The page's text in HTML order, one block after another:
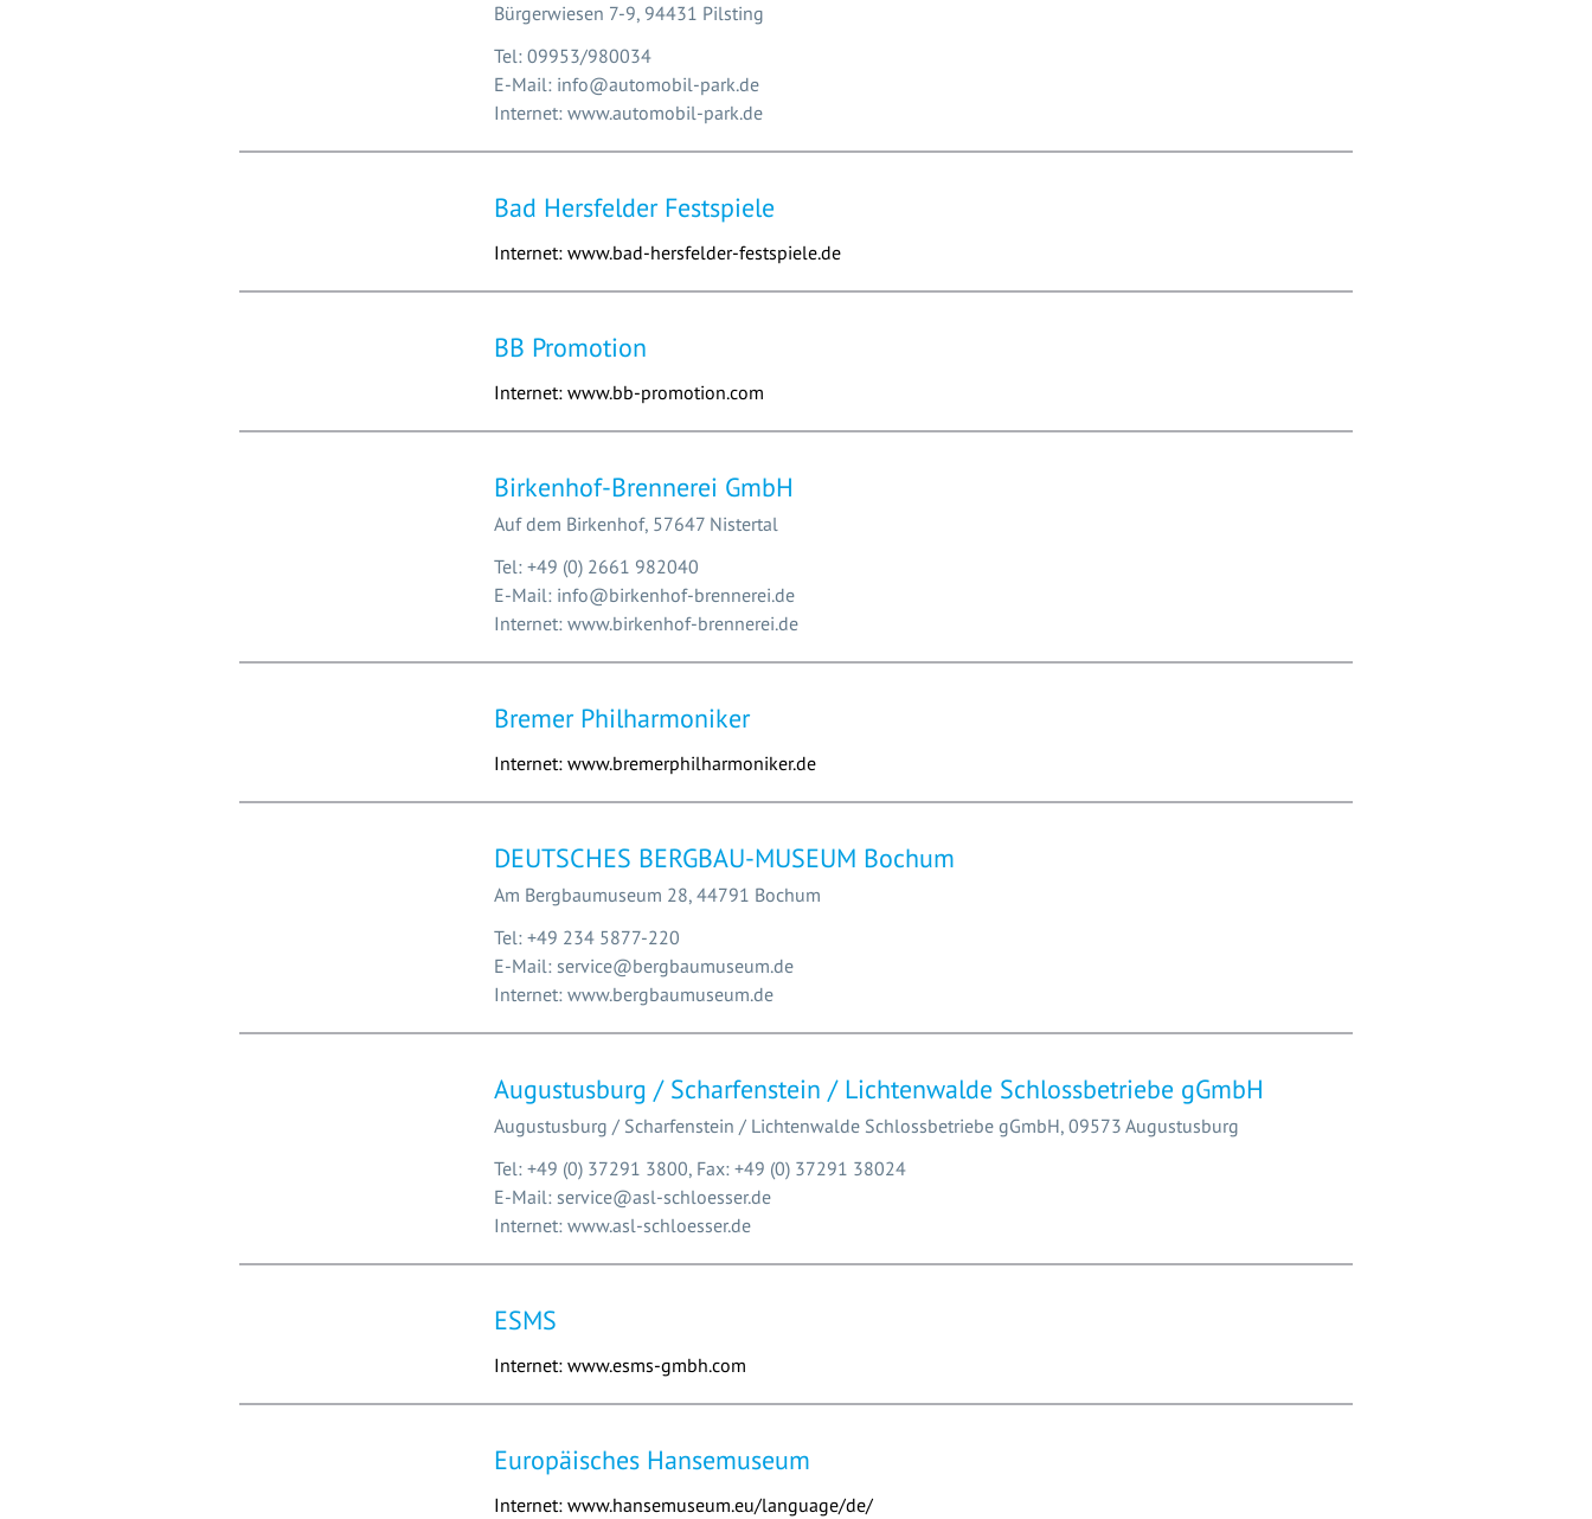
Bürgerwiesen 7-9, 94431 Pilsting
Tel: 09953/980034
E-Mail: info@automobil-park.de
Internet: www.automobil-park.de
Bad Hersfelder Festspiele
Internet: www.bad-hersfelder-festspiele.de
BB Promotion
Internet: www.bb-promotion.com
Birkenhof-Brennerei GmbH
Auf dem Birkenhof, 57647 Nistertal
Tel: +49 (0) 2661 982040
E-Mail: info@birkenhof-brennerei.de
Internet: www.birkenhof-brennerei.de
Bremer Philharmoniker
Internet: www.bremerphilharmoniker.de
DEUTSCHES BERGBAU-MUSEUM Bochum
Am Bergbaumuseum 28, 44791 Bochum
Tel: +49 234 5877-220
E-Mail: service@bergbaumuseum.de
Internet: www.bergbaumuseum.de
Augustusburg / Scharfenstein / Lichtenwalde Schlossbetriebe gGmbH
Augustusburg / Scharfenstein / Lichtenwalde Schlossbetriebe gGmbH, 09573 Augustusburg
Tel: +49 (0) 37291 3800, Fax: +49 (0) 37291 38024
E-Mail: service@asl-schloesser.de
Internet: www.asl-schloesser.de
ESMS
Internet: www.esms-gmbh.com
Europäisches Hansemuseum
Internet: www.hansemuseum.eu/language/de/